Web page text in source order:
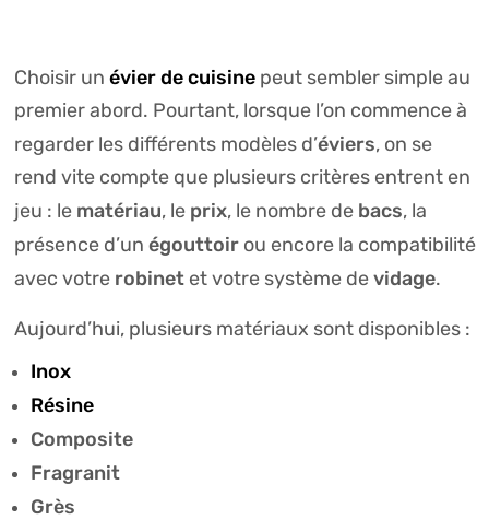
Choisir un évier de cuisinepeut sembler simple au
premier abord. Pourtant, lorsque l’on commence à
regarder les différents modèles d’éviers, on se
rend vite compte que plusieurs critères entrent en
jeu : le matériau, le prix, le nombre de bacs, la
présence d’un égouttoirou encore la compatibilité
avec votre robinetet votre système devidage.
Aujourd’hui, plusieurs matériaux sont disponibles :
Inox
Résine
Composite
Fragranit
Grès